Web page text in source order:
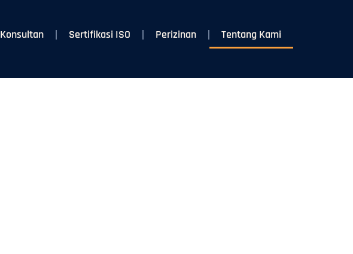
Konsultan Sertifikasi ISO Perizinan Tentang Kami